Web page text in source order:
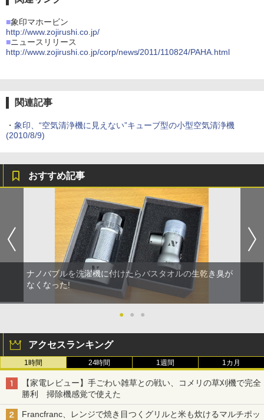
■象印マホービン
http://www.zojirushi.co.jp/
■ニュースリリース
http://www.zojirushi.co.jp/corp/news/2011/110824/PAHA.html
関連記事
・ 象印、“空気清浄機に見えない”キューブ型の小型空気清浄機
(2010/8/9)
おすすめ記事
ナノバブルを洗濯機に付けたらバスタオルの生乾き臭が
なくなった!
● ● ●
アクセスランキング
1時間 24時間 1週間 1カ月
【家電レビュー】手ごわい雑草との戦い、コメリの草刈機で完全
勝利 掃除機感覚で使えた
Francfranc、レンジで焼き目つくグリルと米も炊けるマルチポッ